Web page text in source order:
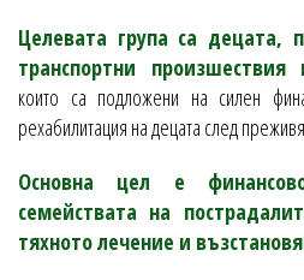
Целевата група са децата,
транспортни
които са подложени на силен
рехабилитация на децата след
Основна цел е
семействата на
тяхното лечение и